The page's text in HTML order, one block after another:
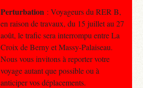
Perturbation : Voyageurs du RER B,
en raison de travaux, du 15 juillet au 27
août, le trafic sera interrompu entre La
Croix de Berny et Massy-Palaiseau.
Nous vous invitons à reporter votre
voyage autant que possible ou à
anticiper vos déplacements.